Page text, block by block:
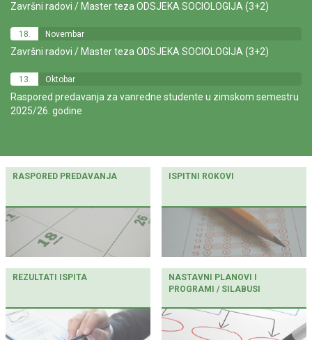
Završni radovi / Master teza ODSJEKA SOCIOLOGIJA (3+2)
18. Novembar
Završni radovi / Master teza ODSJEKA SOCIOLOGIJA (3+2)
13. Oktobar
Raspored predavanja za vanredne studente u zimskom semestru
2025/26. godine
RASPORED PREDAVANJA ISPITNI ROKOVI
REZULTATI ISPITA
NASTAVNI PLANOVI I
PROGRAMI / SILABUSI